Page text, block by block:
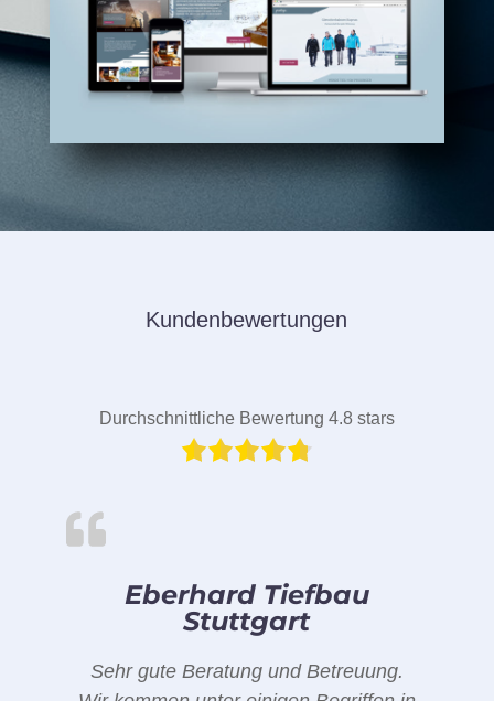
Kundenbewertungen
Durchschnittliche Bewertung 4.8 stars
Eberhard Tiefbau
Stuttgart
Sehr gute Beratung und Betreuung.